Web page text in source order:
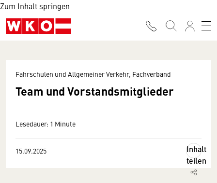
Zum Inhalt springen
Fahrschulen und Allgemeiner Verkehr, Fachverband
Team und Vorstandsmitglieder
Lesedauer: 1 Minute
15.09.2025
Inhalt
teilen